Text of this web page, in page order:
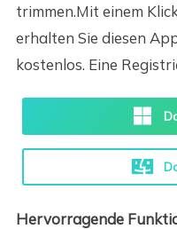
trimmen.Mit einem
erhalten Sie diesen
kostenlos. Eine
Hervorragende